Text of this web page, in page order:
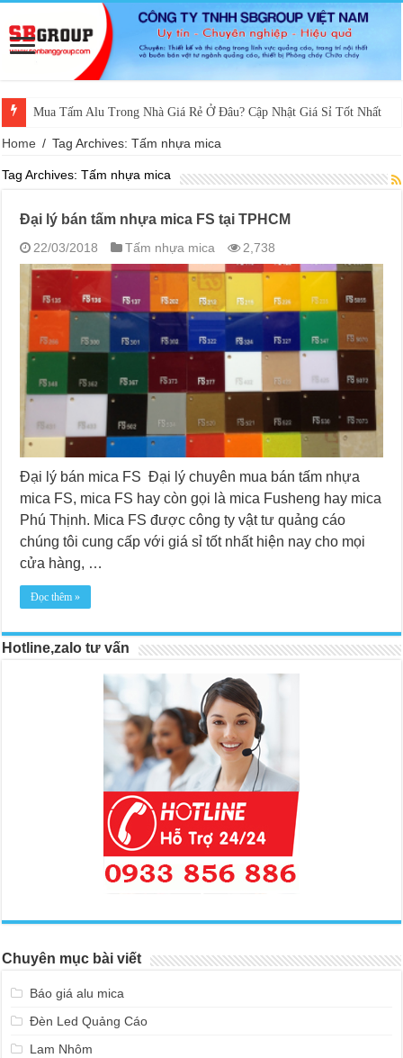
Mua Tấm Alu Trong Nhà Giá Rẻ Ở Đâu? Cập Nhật Giá Sỉ Tốt Nhất
Home / Tag Archives: Tấm nhựa mica
Tag Archives:Tấm nhựa mica
Đại lý bán tấm nhựa mica FS tại TPHCM
22/03/2018 Tấm nhựa mica 2,738
Đại lý bán mica FS Đại lý chuyên mua bán tấm nhựa
mica FS, mica FS hay còn gọi là mica Fusheng hay mica
Phú Thịnh. Mica FS được công ty vật tư quảng cáo
chúng tôi cung cấp với giá sỉ tốt nhất hiện nay cho mọi
cửa hàng, …
Đọc thêm »
Hotline,zalo tư vấn
Chuyên mục bài viết
Báo giá alu mica
Đèn Led Quảng Cáo
Lam Nhôm